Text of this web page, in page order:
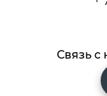
Расшифровка
Связь с